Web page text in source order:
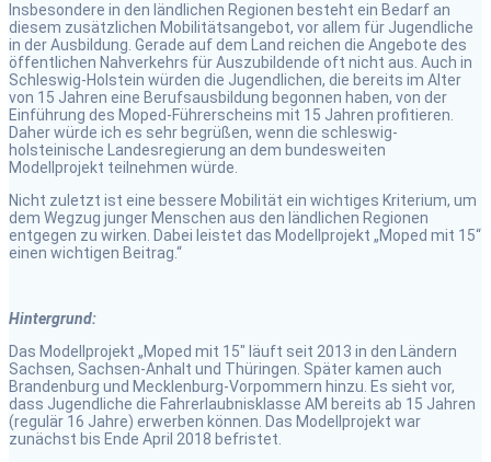
Insbesondere in den ländlichen Regionen besteht ein Bedarf an
diesem zusätzlichen Mobilitätsangebot, vor allem für Jugendliche
in der Ausbildung. Gerade auf dem Land reichen die Angebote des
öffentlichen Nahverkehrs für Auszubildende oft nicht aus. Auch in
Schleswig-Holstein würden die Jugendlichen, die bereits im Alter
von 15 Jahren eine Berufsausbildung begonnen haben, von der
Einführung des Moped-Führerscheins mit 15 Jahren profitieren.
Daher würde ich es sehr begrüßen, wenn die schleswig-
holsteinische Landesregierung an dem bundesweiten
Modellprojekt teilnehmen würde.
Nicht zuletzt ist eine bessere Mobilität ein wichtiges Kriterium, um
dem Wegzug junger Menschen aus den ländlichen Regionen
entgegen zu wirken. Dabei leistet das Modellprojekt „Moped mit 15“
einen wichtigen Beitrag.“
Hintergrund:
Das Modellprojekt „Moped mit 15″ läuft seit 2013 in den Ländern
Sachsen, Sachsen-Anhalt und Thüringen. Später kamen auch
Brandenburg und Mecklenburg-Vorpommern hinzu. Es sieht vor,
dass Jugendliche die Fahrerlaubnisklasse AM bereits ab 15 Jahren
(regulär 16 Jahre) erwerben können. Das Modellprojekt war
zunächst bis Ende April 2018 befristet.